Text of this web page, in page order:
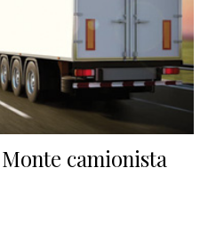
camionista